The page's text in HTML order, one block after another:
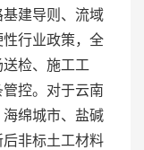
建导则、流域
行业政策，全
检、施工工
控。对于云南
绵城市、盐碱
非标土工材料